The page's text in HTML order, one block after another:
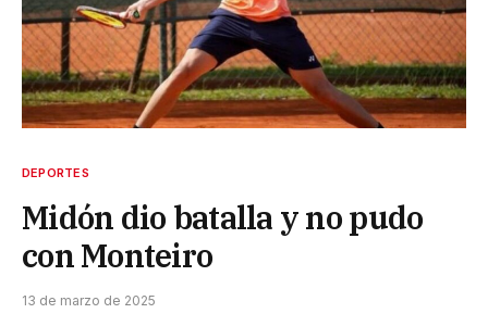
DEPORTES
Midón dio batalla y no pudo
con Monteiro
13 de marzo de 2025